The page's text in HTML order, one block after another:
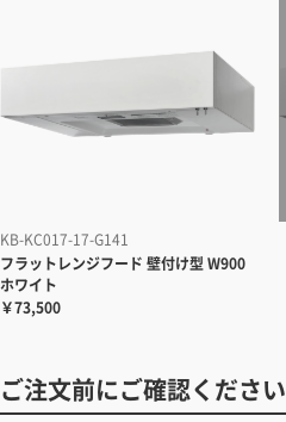
KB-KC017-17-G141
フラットレンジフード 壁付け型 W900
ホワイト
￥73,500
ご注文前にご確認ください